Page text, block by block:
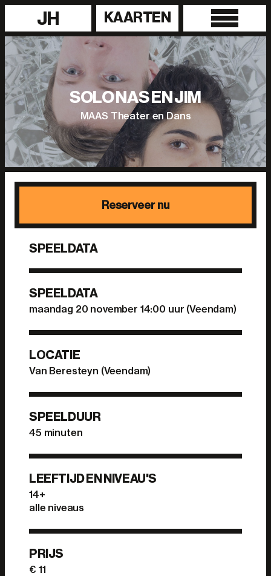
JH KAARTEN
SOLO NAS EN JIM
MAAS Theater en Dans
Reserveer nu
SPEELDATA
SPEELDATA
maandag 20 november 14:00 uur (Veendam)
LOCATIE
Van Beresteyn (Veendam)
SPEELDUUR
45 minuten
LEEFTIJD EN NIVEAU'S
14+
alle niveaus
PRIJS
€ 11